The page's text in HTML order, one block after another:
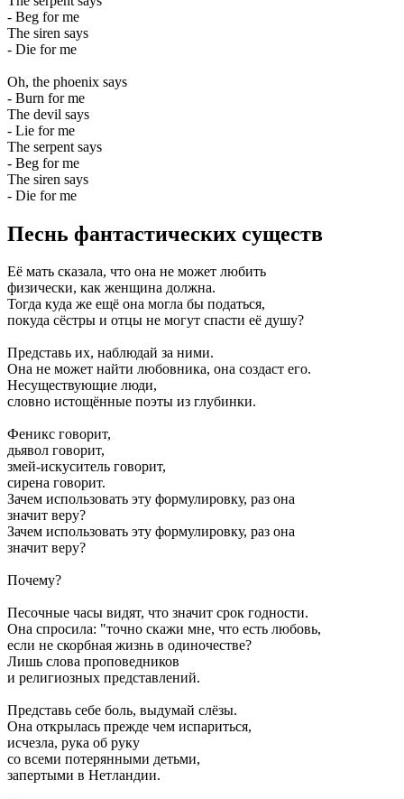
- Beg for me
The siren says
- Die for me
Oh, the phoenix says
- Burn for me
The devil says
- Lie for me
The serpent says
- Beg for me
The siren says
- Die for me
Песнь фантастических существ
Её мать сказала, что она не может любить
физически, как женщина должна.
Тогда куда же ещё она могла бы податься,
покуда сёстры и отцы не могут спасти её душу?
Представь их, наблюдай за ними.
Она не может найти любовника, она создаст его.
Несуществующие люди,
словно истощённые поэты из глубинки.
Феникс говорит,
дьявол говорит,
змей-искуситель говорит,
сирена говорит.
Зачем использовать эту формулировку, раз она
значит веру?
Зачем использовать эту формулировку, раз она
значит веру?
Почему?
Песочные часы видят, что значит срок годности.
Она спросила: "точно скажи мне, что есть любовь,
если не скорбная жизнь в одиночестве?
Лишь слова проповедников
и религиозных представлений.
Представь себе боль, выдумай слёзы.
Она открылась прежде чем испариться,
исчезла, рука об руку
со всеми потерянными детьми,
запертыми в Нетландии.